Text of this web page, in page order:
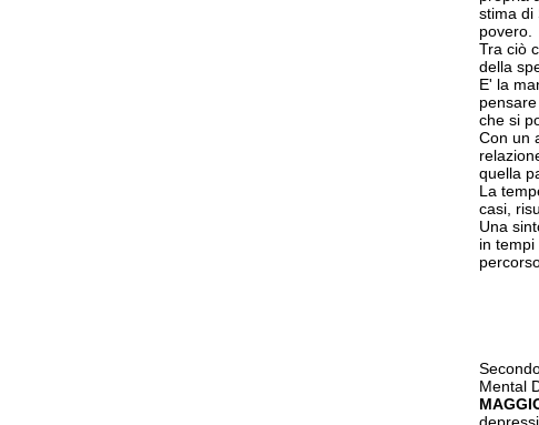
stima di
povero.
Tra ciò
della
E' la
che si
Con un
quella
La
casi,
Una
in tempi
Mental